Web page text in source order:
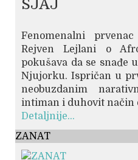
SJAJ
Fenomenalni
Rejven Lejlani o
pokušava da se snađe
Njujorku. Ispričan u
neobuzdanim
intiman i duhovit način
Detaljnije...
ZANAT